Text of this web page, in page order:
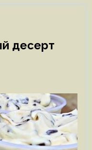
десерт